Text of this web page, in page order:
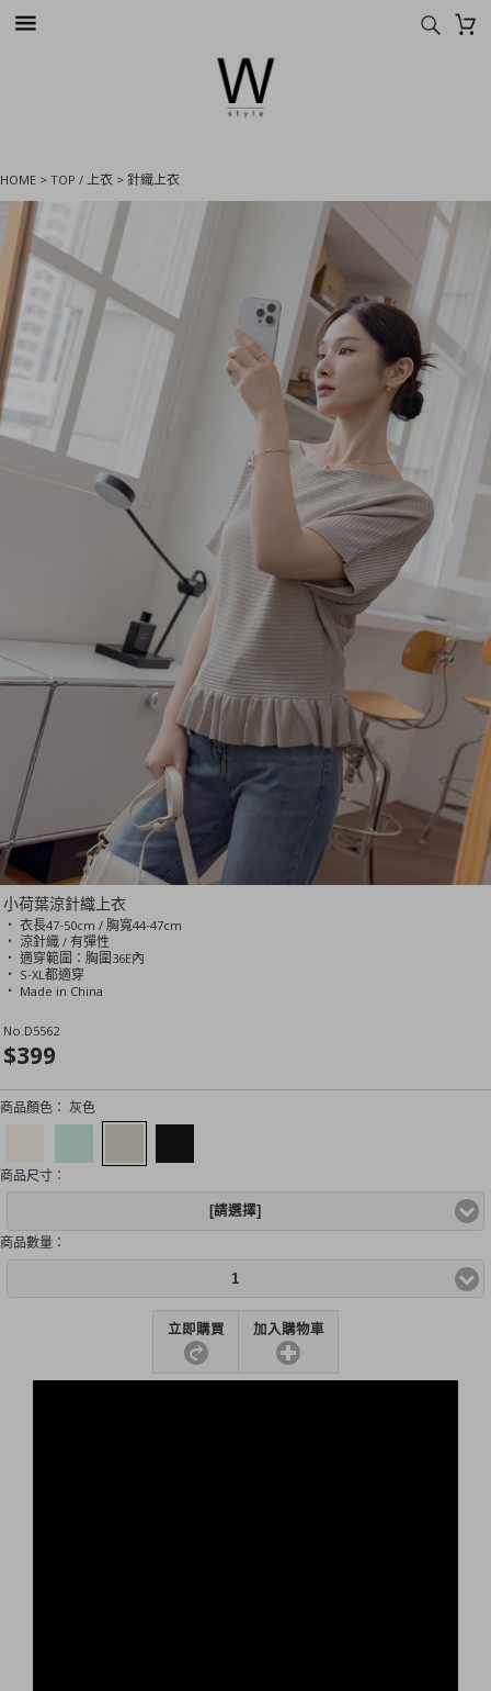
HOME >TOP / 上衣 > 針織上衣
小荷葉涼針織上衣
‧ 衣長47-50cm / 胸寬44-47cm
‧ 涼針織 / 有彈性
‧ 適穿範圍：胸圍36E內
‧ S-XL都適穿
‧ Made in China
No.D5562
$399
商品顏色： 灰色
商品尺寸：
[請選擇]
商品數量：
1
立即購買 加入購物車